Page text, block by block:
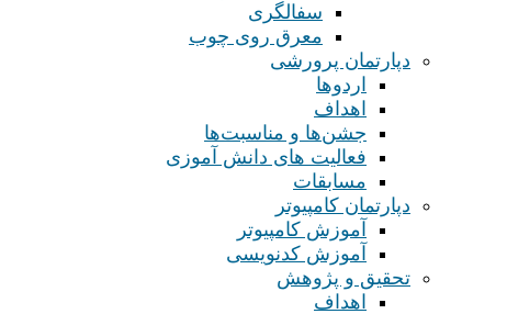
سفالگری
معرق روی چوب
دپارتمان پرورشی
اردوها
اهداف
جشن‌ها و مناسبت‌ها
فعالیت های دانش آموزی
مسابقات
دپارتمان کامپیوتر
آموزش کامپیوتر
آموزش کدنویسی
تحقیق و پژوهش
اهداف